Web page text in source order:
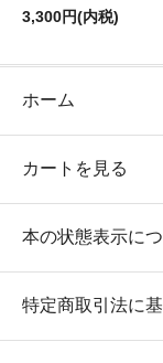
3,300円(内税)
ホーム
カートを見る
本の状態表示に
特定商取引法に